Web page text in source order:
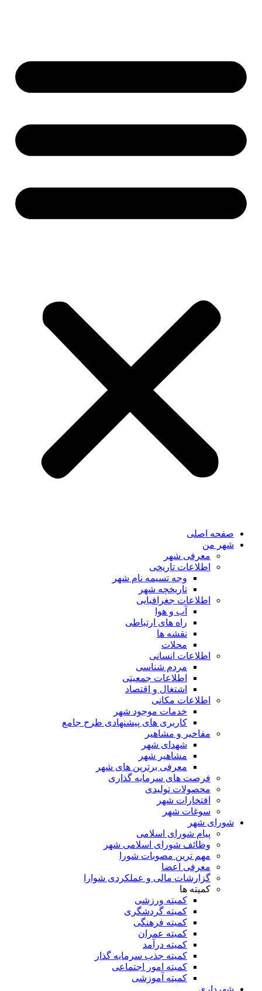
صفحه اصلی
شهر من
معرفی شهر
اطلاعات تاریخی
وجه تسیمه نام شهر
تاریخچه شهر
اطلاعات جغرافیایی
آب و هوا
راه های ارتباطی
نقشه ها
محلات
اطلاعات انسانی
مردم شناسی
اطلاعات جمعیتی
اشتغال و اقتصاد
اطلاعات مکانی
خدمات موجود شهر
کاربری های پیشنهادی طرح جامع
مفاخیر و مشاهیر
شهدای شهر
مشاهیر شهر
معرفی برترین های شهر
فرصت های سرمایه گذاری
محصولات تولیدی
افتخارات شهر
سوغات شهر
شورای شهر
پیام شورای اسلامی
وظائف شورای اسلامی شهر
مهم ترین مصوبات شورا
معرفی اعضا
گزارشات مالی و عملکردی شوارا
کمیته ها
کمیته ورزشی
کمیته گردشگری
کمیته فرهنگی
کمیته عمران
کمیته درآمد
کمیته جذب سرمایه گذار
کمیته امور اجتماعی
کمیته آموزشی